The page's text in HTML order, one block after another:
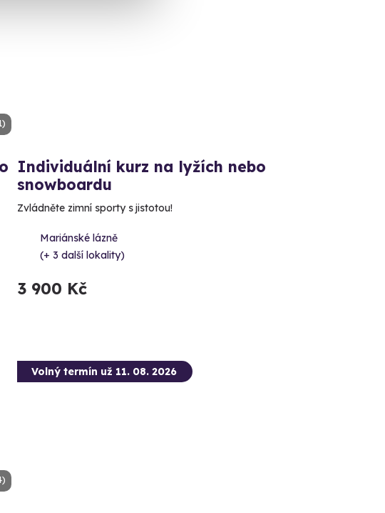
Individuální kurz na lyžích nebo
snowboardu
Zvládněte zimní sporty s jistotou!
Mariánské lázně
(+ 3 další lokality)
3 900 Kč
Volný termín už 11. 08. 2026